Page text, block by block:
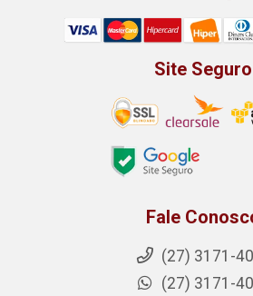
Site Seguro
Fale
(27) 3171-
(27) 3171-